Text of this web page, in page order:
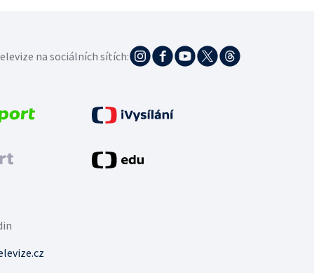
na sociálních sítích: